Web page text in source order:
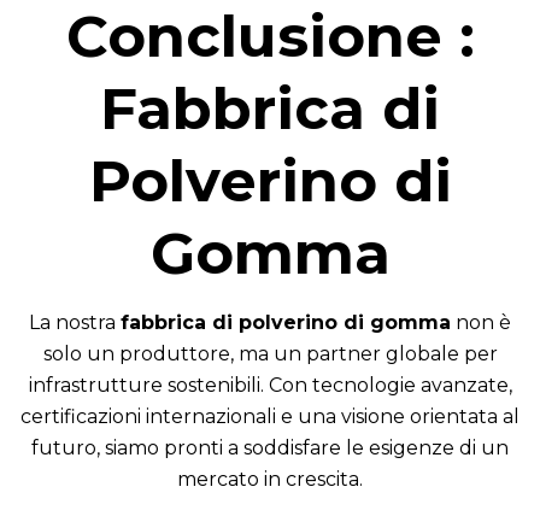
Conclusione :
Fabbrica di
Polverino di
Gomma
La nostra fabbrica di polverino di gomma non è
solo un produttore, ma un partner globale per
infrastrutture sostenibili. Con tecnologie avanzate,
certificazioni internazionali e una visione orientata al
futuro, siamo pronti a soddisfare le esigenze di un
mercato in crescita.